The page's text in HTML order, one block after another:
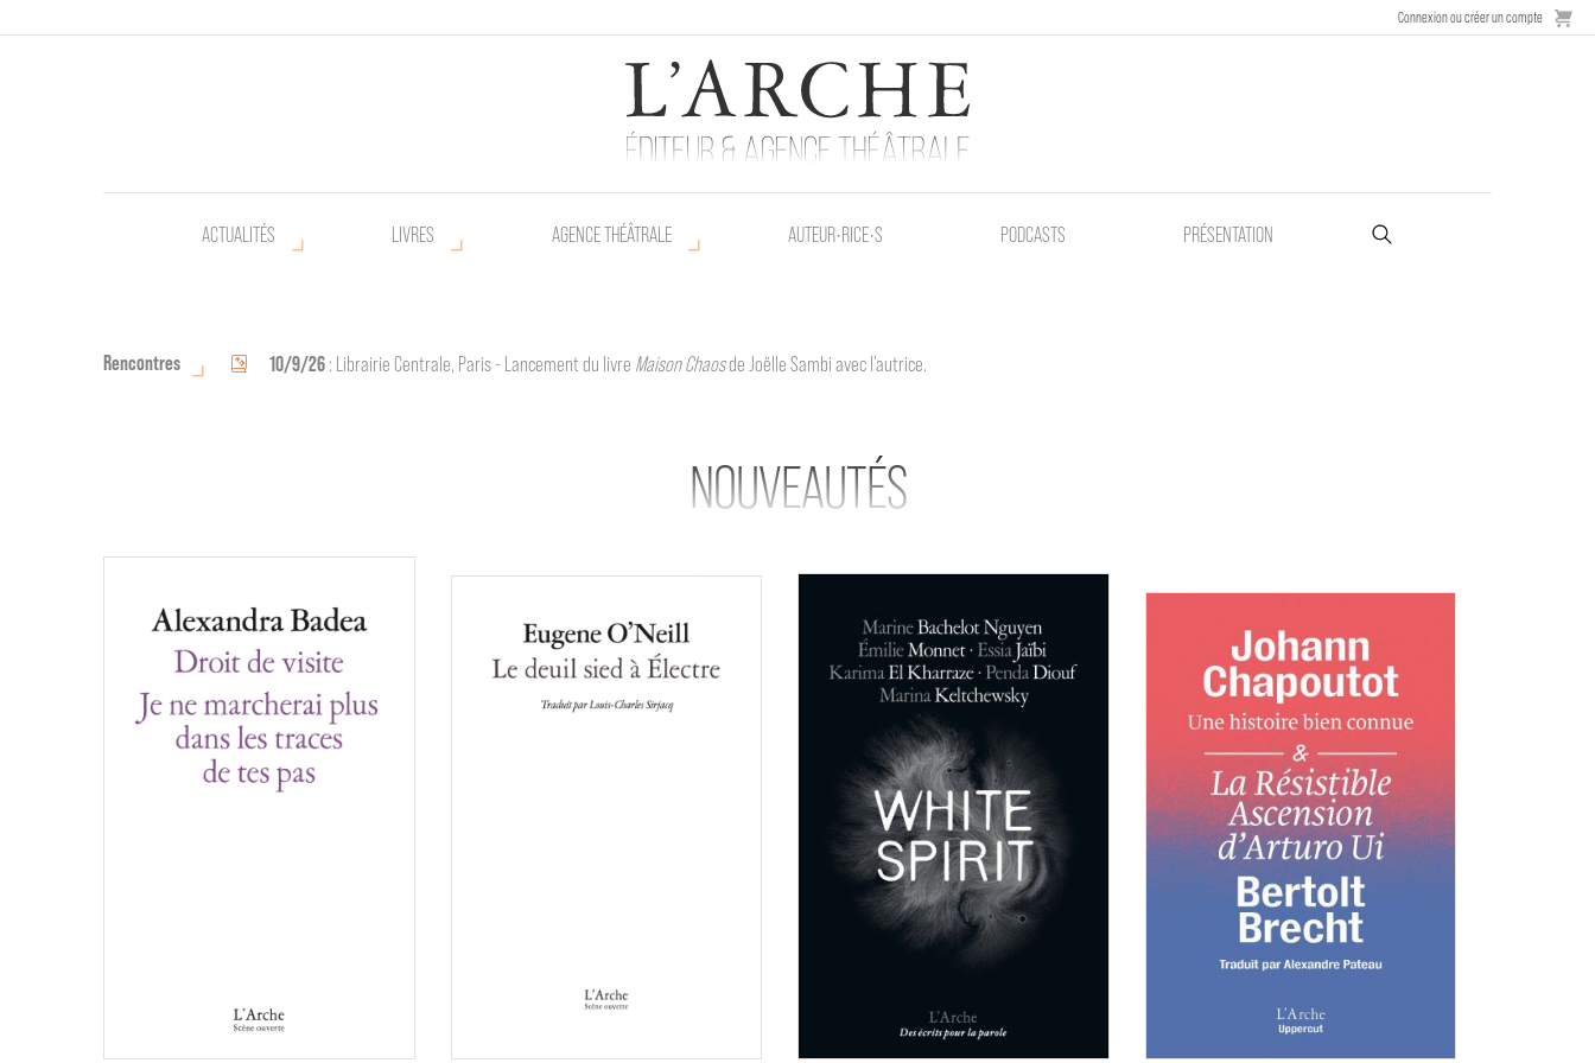
Connexion ou créer un compte
ACTUALITÉS LIVRES AGENCE THÉÂTRALE AUTEUR•RICE•S PODCASTS PRÉSENTATION
Rencontres 10/9/26 : Librairie Centrale, Paris - Lancement du livre Maison Chaosde Joëlle Sambi avec l'autrice.
NOUVEAUTÉS